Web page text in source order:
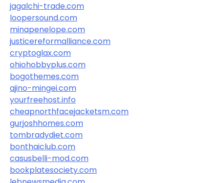
jagalchi-trade.com
loopersound.com
minapenelope.com
justicereformalliance.com
cryptoglax.com
ohiohobbyplus.com
bogothemes.com
ajino-mingei.com
yourfreehost.info
cheapnorthfacejacketsm.com
gurjoshhomes.com
tombradydiet.com
bonthaiclub.com
casusbelli-mod.com
bookplatesociety.com